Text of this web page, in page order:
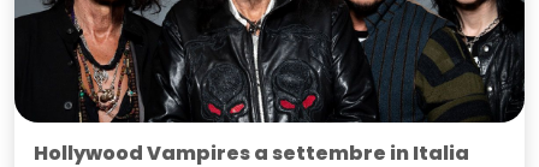
Hollywood Vampires a settembre in Italia